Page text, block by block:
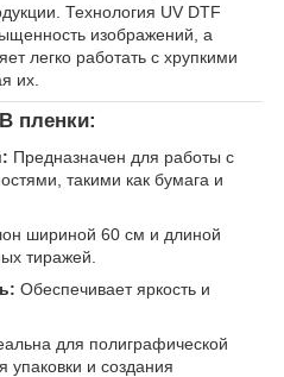
Технология UV DTF
изображений, а
легко работать с хрупкими
их.
пленки:
Предназначен для работы с
такими как бумага и
шириной 60 см и длиной
тиражей.
Обеспечивает яркость и
для полиграфической
упаковки и создания